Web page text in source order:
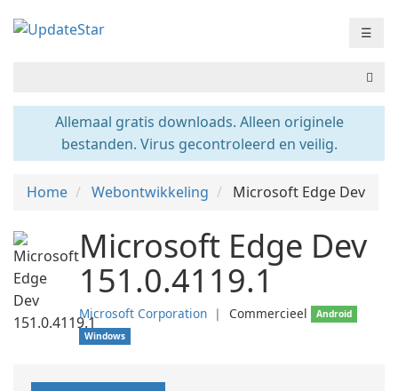
☰
Allemaal gratis downloads. Alleen originele
bestanden. Virus gecontroleerd en veilig.
Home Webontwikkeling Microsoft Edge Dev
Microsoft Edge Dev
151.0.4119.1
Microsoft Corporation ❘ Commercieel
Android
Windows